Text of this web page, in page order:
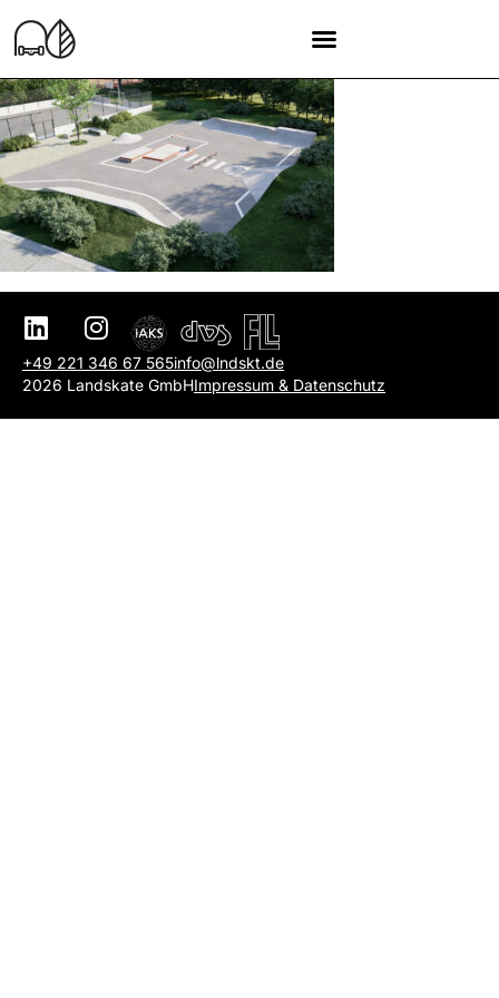
+49 221 346 67 565info@lndskt.de
2026 Landskate GmbHImpressum & Datenschutz